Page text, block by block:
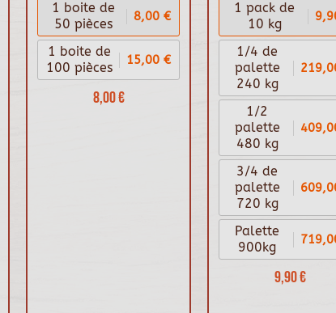
8,00 €
1 boite de
50 pièces
8,00 €
1 boite de
100 pièces
15,00 €
9,90 €
1 pack de
10 kg
1/4 de
palette
240 kg
1/2
palette
480 kg
3/4 de
palette
720 kg
Palette
900kg